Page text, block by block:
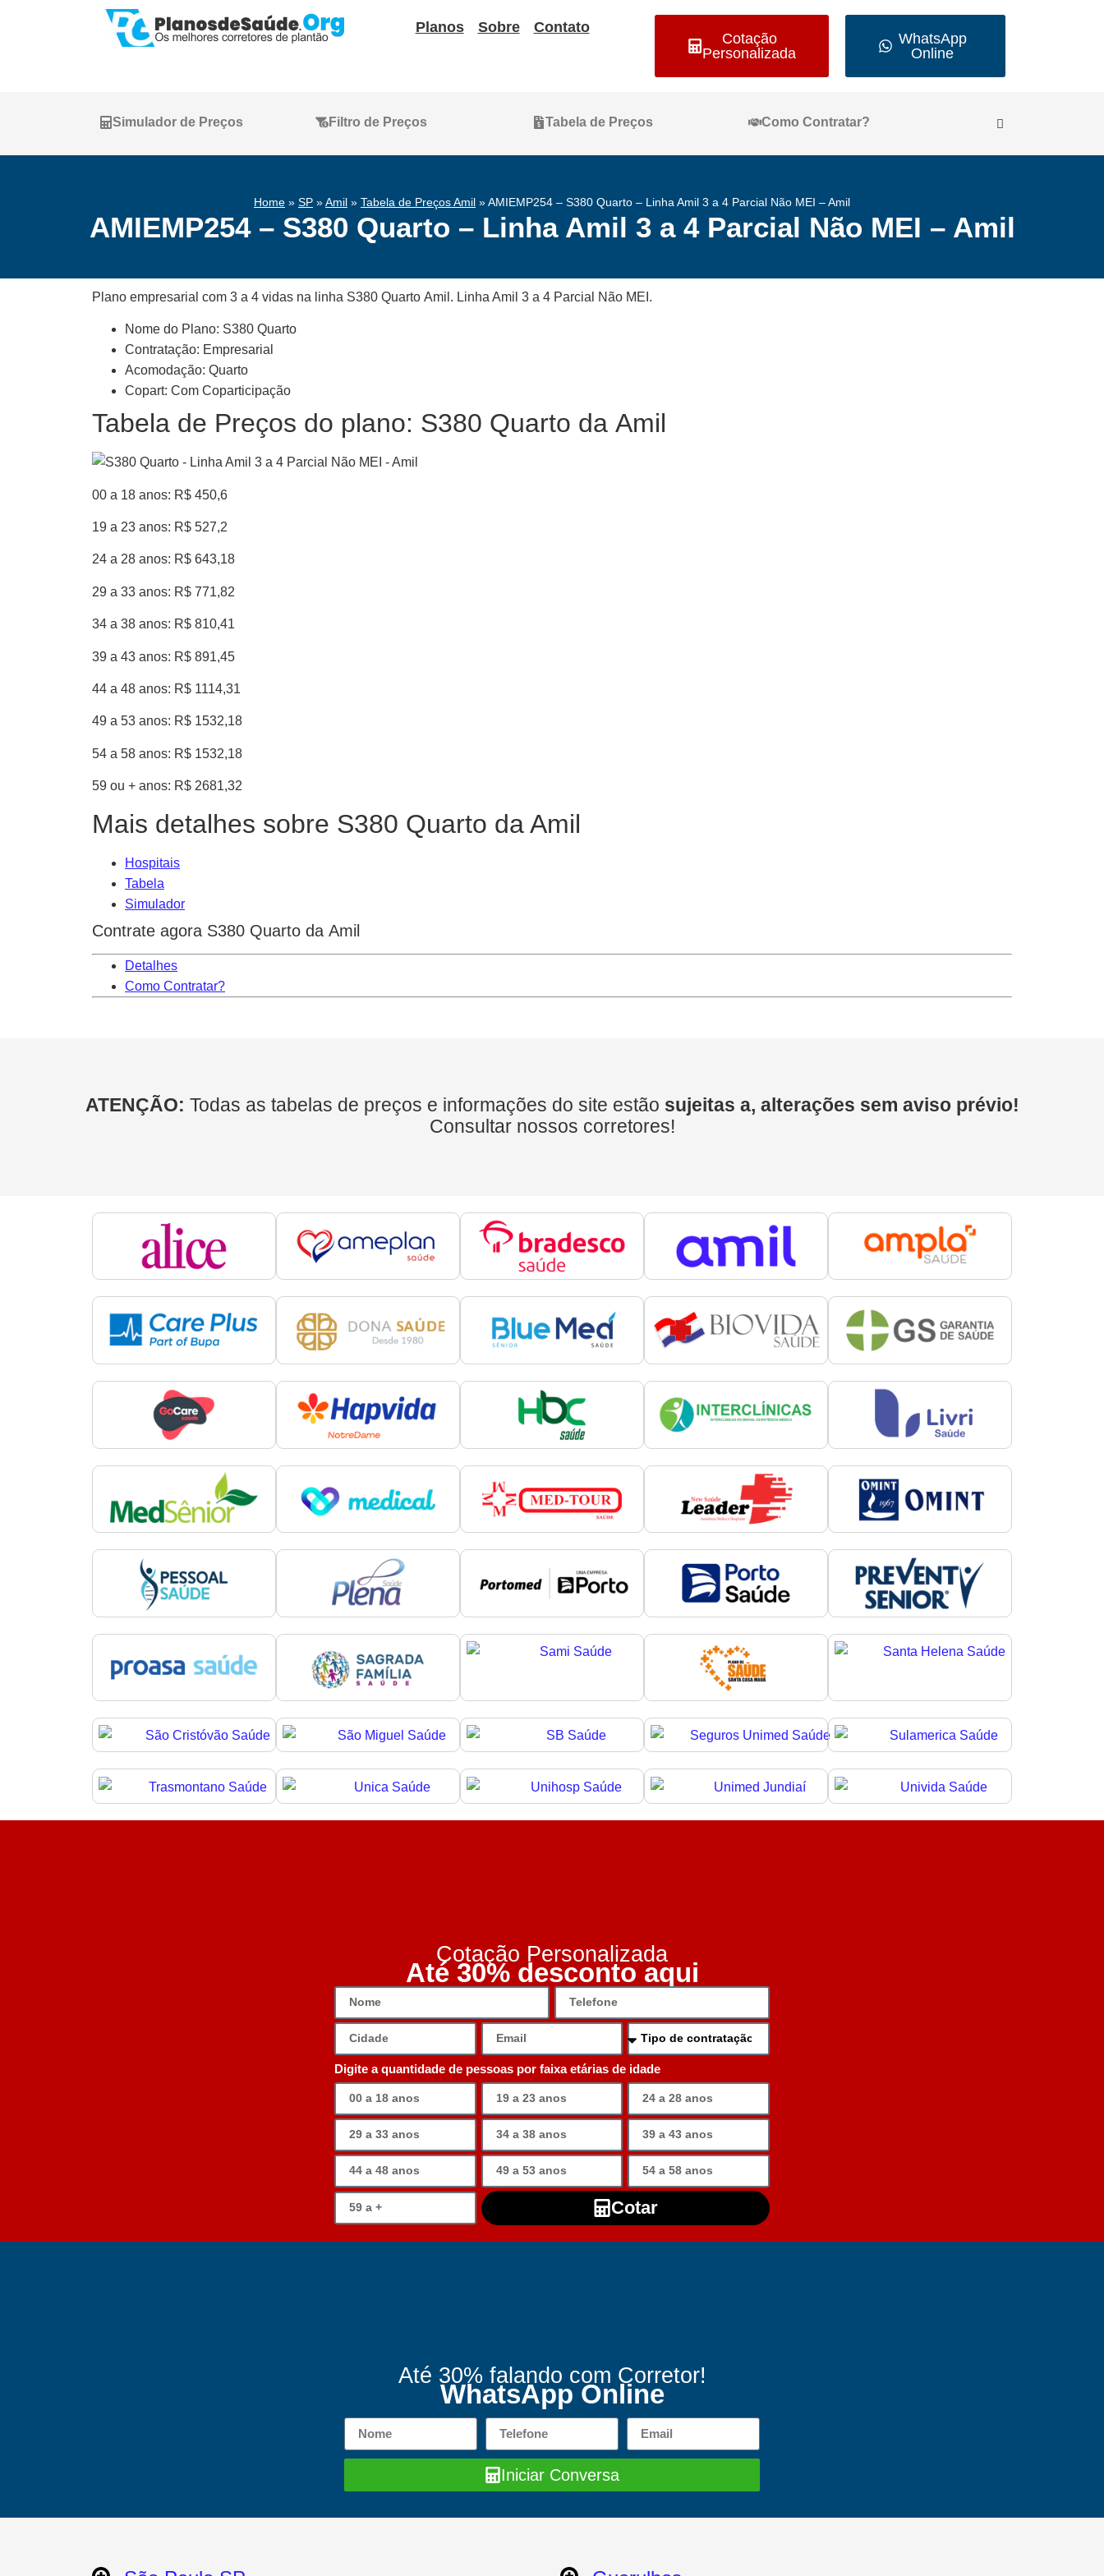
Planos Sobre Contato
Cotação
Personalizada
WhatsApp
Online
Simulador de Preços Filtro de Preços Tabela de Preços Como Contratar?
Home » SP » Amil » Tabela de Preços Amil » AMIEMP254 – S380 Quarto – Linha Amil 3 a 4 Parcial Não MEI – Amil
AMIEMP254 – S380 Quarto – Linha Amil 3 a 4 Parcial Não MEI – Amil
Plano empresarial com 3 a 4 vidas na linha S380 Quarto Amil. Linha Amil 3 a 4 Parcial Não MEI.
Nome do Plano: S380 Quarto
Contratação: Empresarial
Acomodação: Quarto
Copart: Com Coparticipação
Tabela de Preços do plano: S380 Quarto da Amil
00 a 18 anos: R$ 450,6
19 a 23 anos: R$ 527,2
24 a 28 anos: R$ 643,18
29 a 33 anos: R$ 771,82
34 a 38 anos: R$ 810,41
39 a 43 anos: R$ 891,45
44 a 48 anos: R$ 1114,31
49 a 53 anos: R$ 1532,18
54 a 58 anos: R$ 1532,18
59 ou + anos: R$ 2681,32
Mais detalhes sobre S380 Quarto da Amil
Hospitais
Tabela
Simulador
Contrate agora S380 Quarto da Amil
Detalhes
Como Contratar?
ATENÇÃO: Todas as tabelas de preços e informações do site estão sujeitas a, alterações sem aviso prévio!
Consultar nossos corretores!
Cotação Personalizada
Até 30% desconto aqui
Digite a quantidade de pessoas por faixa etárias de idade
Cotar
Até 30% falando com Corretor!
WhatsApp Online
Iniciar Conversa